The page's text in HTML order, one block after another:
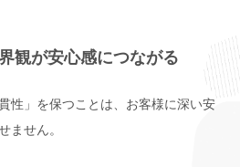
観が安心感につながる
性」を保つことは、お客様に深い安
ません。